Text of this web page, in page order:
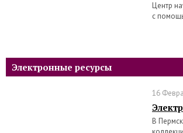
Центр
с
Электронные ресурсы
16
В